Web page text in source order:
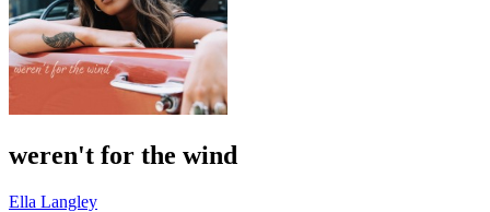
weren't for the wind
Ella Langley